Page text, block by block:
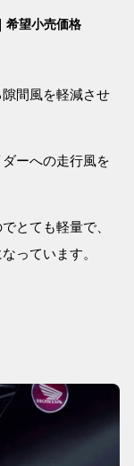
希望小売価格
間風を軽減させ
ーへの走行風を
とても軽量で、
っています。